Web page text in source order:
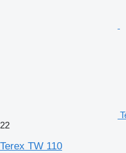
22
Terex TW 110